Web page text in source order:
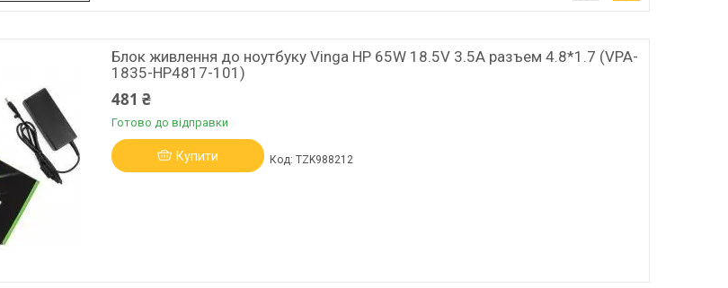
Блок живлення до ноутбуку Vinga HP 65W 18.5V 3.5А разъем 4.8*1.7 (VPA-
1835-HP4817-101)
481 ₴
Готово до відправки
Купити TZK988212